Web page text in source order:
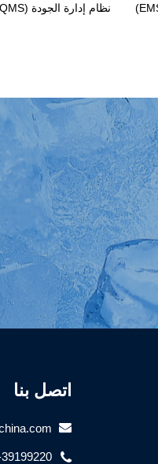
نظام إدارة الجودة (QMS)
اتصل بنا